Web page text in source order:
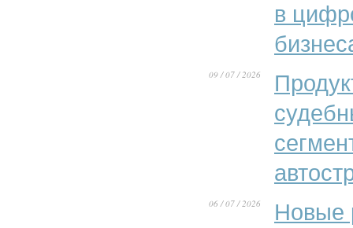
в
09 / 07 / 2026
06 / 07 / 2026
Новые